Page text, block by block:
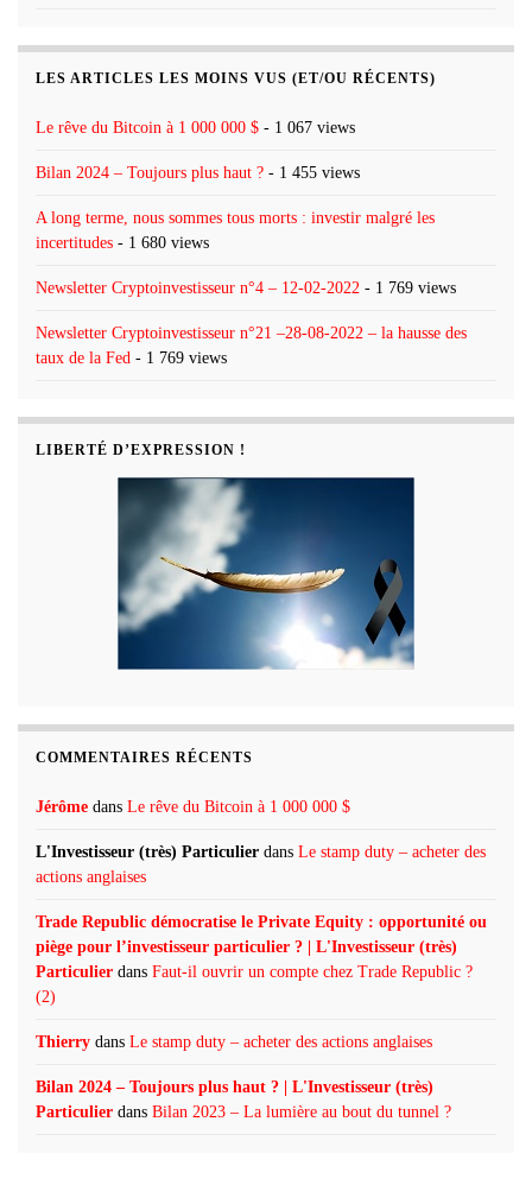
LES ARTICLES LES MOINS VUS (ET/OU RÉCENTS)
Le rêve du Bitcoin à 1 000 000 $ - 1 067 views
Bilan 2024 – Toujours plus haut ? - 1 455 views
A long terme, nous sommes tous morts : investir malgré les
incertitudes - 1 680 views
Newsletter Cryptoinvestisseur n°4 – 12-02-2022 - 1 769 views
Newsletter Cryptoinvestisseur n°21 –28-08-2022 – la hausse des
taux de la Fed - 1 769 views
LIBERTÉ D’EXPRESSION !
COMMENTAIRES RÉCENTS
Jérôme dans Le rêve du Bitcoin à 1 000 000 $
L'Investisseur (très) Particulier dans Le stamp duty – acheter des
actions anglaises
Trade Republic démocratise le Private Equity : opportunité ou
piège pour l’investisseur particulier ? | L'Investisseur (très)
Particulier dans Faut-il ouvrir un compte chez Trade Republic ?
(2)
Thierry dans Le stamp duty – acheter des actions anglaises
Bilan 2024 – Toujours plus haut ? | L'Investisseur (très)
Particulier dans Bilan 2023 – La lumière au bout du tunnel ?